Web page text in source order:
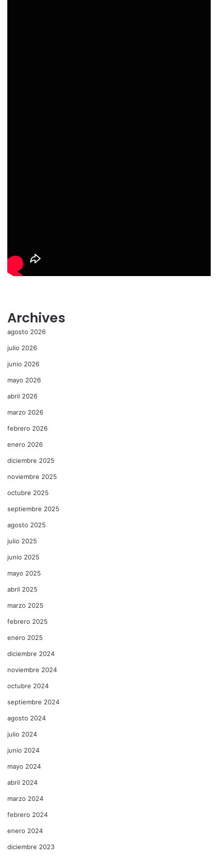
Archives
agosto 2026
julio 2026
junio 2026
mayo 2026
abril 2026
marzo 2026
febrero 2026
enero 2026
diciembre 2025
noviembre 2025
octubre 2025
septiembre 2025
agosto 2025
julio 2025
junio 2025
mayo 2025
abril 2025
marzo 2025
febrero 2025
enero 2025
diciembre 2024
noviembre 2024
octubre 2024
septiembre 2024
agosto 2024
julio 2024
junio 2024
mayo 2024
abril 2024
marzo 2024
febrero 2024
enero 2024
diciembre 2023